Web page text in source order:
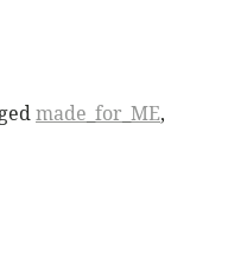
made_for_ME,